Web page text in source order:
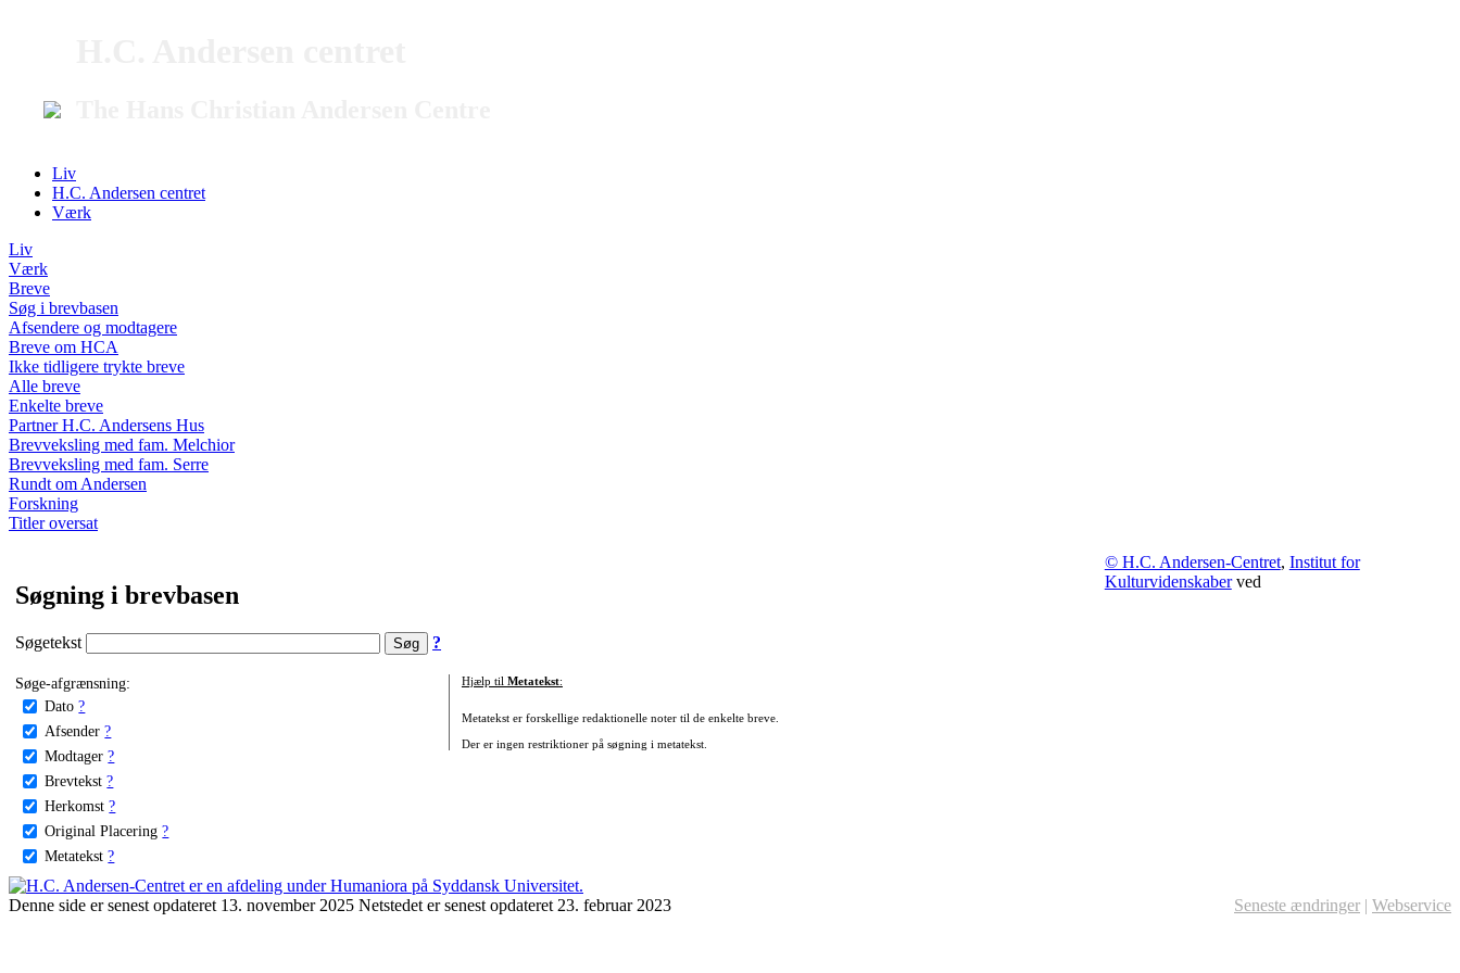
Liv
H.C. Andersen centret
Værk
Liv
Værk
Breve
Søg i brevbasen
Afsendere og modtagere
Breve om HCA
Ikke tidligere trykte breve
Alle breve
Enkelte breve
Partner H.C. Andersens Hus
Brevveksling med fam. Melchior
Brevveksling med fam. Serre
Rundt om Andersen
Forskning
Titler oversat
Søgning i brevbasen
Søgetekst ?
Søge-afgrænsning:
Dato ?
Afsender ?
Modtager ?
Brevtekst ?
Herkomst ?
Original Placering ?
Metatekst ?
Hjælp til Metatekst:
Metatekst er forskellige redaktionelle noter til de enkelte breve.
Der er ingen restriktioner på søgning i metatekst.
© H.C. Andersen-Centret, Institut for
Kulturvidenskaberved
Denne side er senest opdateret 13. november 2025 Netstedet er senest opdateret 23. februar 2023 Seneste ændringer | Webservice